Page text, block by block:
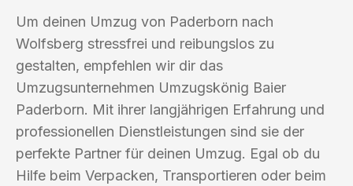
Um deinen Umzug von Paderborn nach
Wolfsberg stressfrei und reibungslos zu
gestalten, empfehlen wir dir das
Umzugsunternehmen Umzugskönig Baier
Paderborn. Mit ihrer langjährigen Erfahrung und
professionellen Dienstleistungen sind sie der
perfekte Partner für deinen Umzug. Egal ob du
Hilfe beim Verpacken, Transportieren oder beim